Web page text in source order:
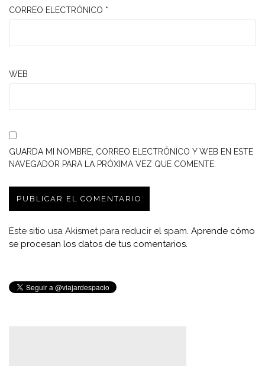
CORREO ELECTRÓNICO *
WEB
GUARDA MI NOMBRE, CORREO ELECTRÓNICO Y WEB EN ESTE
NAVEGADOR PARA LA PRÓXIMA VEZ QUE COMENTE.
Este sitio usa Akismet para reducir el spam. Aprende cómo
se procesan los datos de tus comentarios.